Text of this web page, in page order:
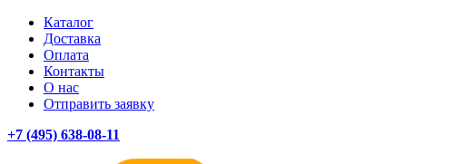
Каталог
Доставка
Оплата
Контакты
О нас
Отправить заявку
+7 (495) 638-08-11